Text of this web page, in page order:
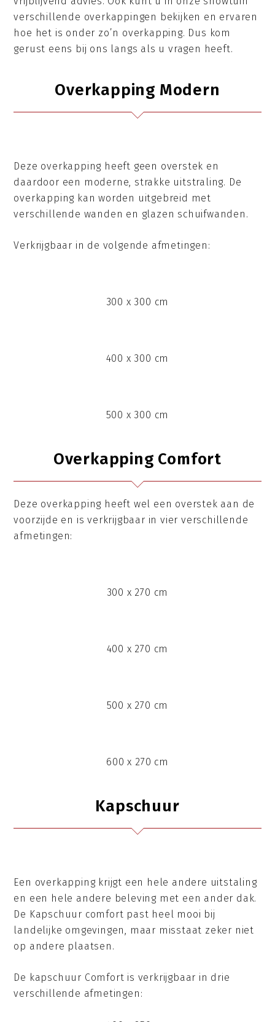
verschillende overkappingen bekijken en ervaren
hoe het is onder zo’n overkapping. Dus kom
gerust eens bij ons langs als u vragen heeft.
Overkapping Modern
Deze overkapping heeft geen overstek en
daardoor een moderne, strakke uitstraling. De
overkapping kan worden uitgebreid met
verschillende wanden en glazen schuifwanden.
Verkrijgbaar in de volgende afmetingen:
300 x 300 cm
400 x 300 cm
500 x 300 cm
Overkapping Comfort
Deze overkapping heeft wel een overstek aan de
voorzijde en is verkrijgbaar in vier verschillende
afmetingen:
300 x 270 cm
400 x 270 cm
500 x 270 cm
600 x 270 cm
Kapschuur
Een overkapping krijgt een hele andere uitstaling
en een hele andere beleving met een ander dak.
De Kapschuur comfort past heel mooi bij
landelijke omgevingen, maar misstaat zeker niet
op andere plaatsen.
De kapschuur Comfort is verkrijgbaar in drie
verschillende afmetingen: